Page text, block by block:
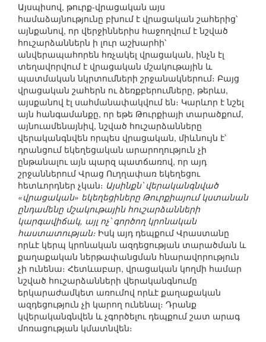
Այսպիսով, թուրք-վրացական այս
համաձայնությունը բխում է վրացական շահերից՝
այնքանով, որ վերջիններիս հաջողվում է նշված
հուշարձաններն ի լուր աշխարհի՝
անվերապահորեն հռչակել վրացական, ինչն էլ
տեղավորվում է վրացական մշակութային և
պատմական նկրտումների շրջանակներում։ Բայց
վրացական շահերն ու ձեռքբերումները, թերևս,
այսքանով էլ սահմանափակվում են։ Կարևոր է նշել
այն հանգամանքը, որ եթե Թուրքիայի տարածքում,
այնուամենայնիվ, նշված հուշարձանները
վերականգնվեն որպես վրացական, միևնույն է՝
դրանցում եկեղեցական արարողություն չի
ընթանալու այն պարզ պատճառով, որ այդ
շրջաններում Վրաց Ուղղափառ եկեղեցու
հետևորդներ չկան։ Այսինքն՝ վերականգնված
«վրացական» եկեղեցիները Թուրքիայում կստանան
ընդամենը մշակութային հուշարձանների
կարգավիճակ, այլ ոչ՝ գործող կրոնական
հաստատության։ Իսկ այդ դեպքում Վրաստանը
որևէ կերպ կրոնական ազդեցության տարածման և
քաղաքական ներթափանցման հնարավորություն
չի ունենա։ Հետևաբար, վրացական կողմի համար
նշված հուշարձանների վերականգնումը
երկարաժամկետ առումով որևէ քաղաքական
ազդեցություն չի կարող ունենալ։ Դրանք
կվերականգնվեն և չգործելու դեպքում շատ արագ
մոռացության կմատնվեն։